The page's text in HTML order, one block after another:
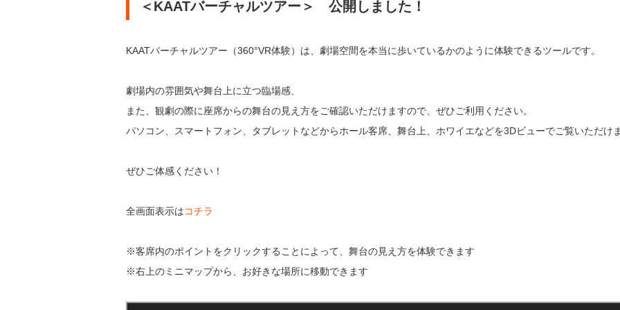
＜KAATバーチャルツアー＞ 公開しました！
KAATバーチャルツアー（360°VR体験）は、劇場空間を本当に歩いているかのように体験できるツールです。
劇場内の雰囲気や舞台上に立つ臨場感、
また、観劇の際に座席からの舞台の見え方をご確認いただけますので、ぜひご利用ください。
パソコン、スマートフォン、タブレットなどからホール客席、舞台上、ホワイエなどを3Dビューでご覧いただけ
ぜひご体感ください！
全画面表示はコチラ
※客席内のポイントをクリックすることによって、舞台の見え方を体験できます
※右上のミニマップから、お好きな場所に移動できます